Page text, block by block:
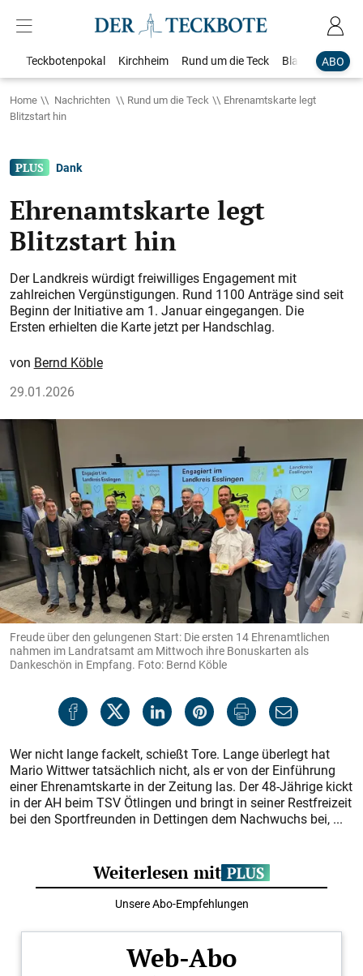
ABO
Teckbotenpokal Kirchheim Rund um die Teck Blaulicht
Home Nachrichten Rund um die Teck
Ehrenamtskarte legt
Blitzstart hin
Dank
Ehrenamtskarte legt
Blitzstart hin
Der Landkreis würdigt freiwilliges Engagement mit
zahlreichen Vergünstigungen. Rund 1100 Anträge sind seit
Beginn der Initiative am 1. Januar eingegangen. Die
Ersten erhielten die Karte jetzt per Handschlag.
Bernd Köble
29.01.2026
Freude über den gelungenen Start: Die ersten 14 Ehrenamtlichen
nahmen im Landratsamt am Mittwoch ihre Bonuskarten als
Dankeschön in Empfang. Foto: Bernd Köble
Wer nicht lange fackelt, schießt Tore. Lange überlegt hat
Mario Wittwer tatsächlich nicht, als er von der Einführung
einer Ehrenamtskarte in der Zeitung las. Der 48-Jährige kickt
in der AH beim TSV Ötlingen und bringt in seiner Restfreizeit
bei den Sportfreunden in Dettingen dem Nachwuchs bei, ...